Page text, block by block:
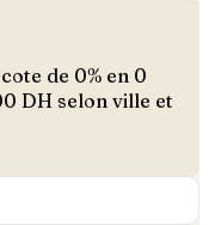
de 0% en 0
DH selon ville et